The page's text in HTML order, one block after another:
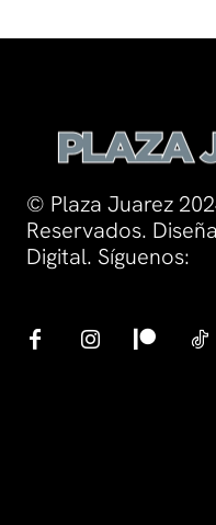
© Plaza Juarez
Reservados.
Digital. Síguenos: